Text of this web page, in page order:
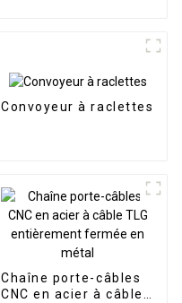
Convoyeur à raclettes
Chaîne porte-câbles
CNC en acier à câble